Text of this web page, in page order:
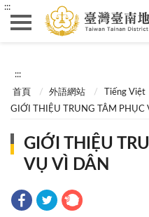
:::
:::
首頁 外語網站
Tiếng Việt
GIỚI THIỆU TRUNG TÂM PHỤC
GIỚI THIỆU
VỤ VÌ DÂN